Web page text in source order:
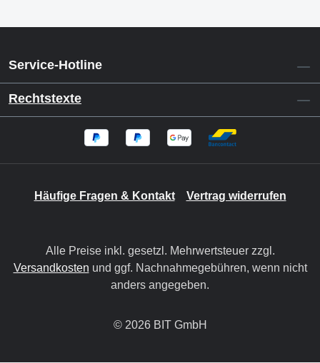
Service-Hotline
Rechtstexte
Häufige Fragen & Kontakt Vertrag widerrufen
Alle Preise inkl. gesetzl. Mehrwertsteuer zzgl.
Versandkosten und ggf. Nachnahmegebühren, wenn nicht
anders angegeben.
© 2026 BIT GmbH